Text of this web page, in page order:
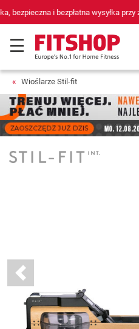
69 sklepów fitness i 75
Wioślarze Stil-fit
Previous